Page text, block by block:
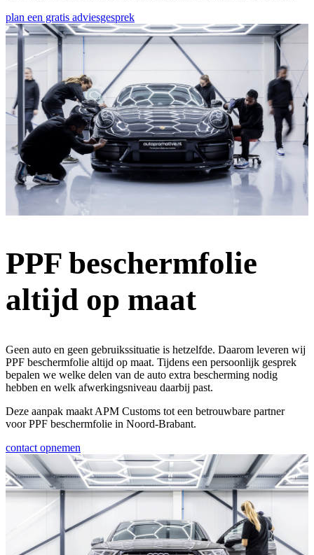
plan een gratis adviesgesprek
PPF beschermfolie
altijd op maat
Geen auto en geen gebruikssituatie is hetzelfde. Daarom leveren wij
PPF beschermfolie altijd op maat. Tijdens een persoonlijk gesprek
bepalen we welke delen van de auto extra bescherming nodig
hebben en welk afwerkingsniveau daarbij past.
Deze aanpak maakt APM Customs tot een betrouwbare partner
voorPPF beschermfolie in Noord-Brabant.
contact opnemen